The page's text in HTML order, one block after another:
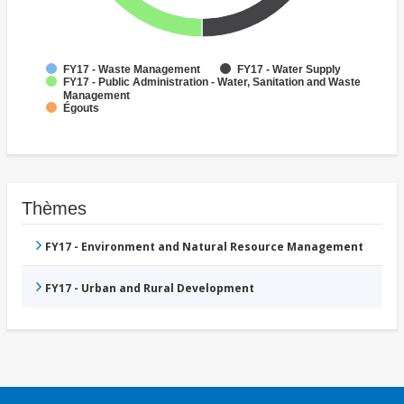
FY17 - Waste Management
FY17 - Water Supply
FY17 - Public Administration - Water, Sanitation and Waste
Management
Égouts
Thèmes
FY17 - Environment and Natural Resource Management
FY17 - Urban and Rural Development